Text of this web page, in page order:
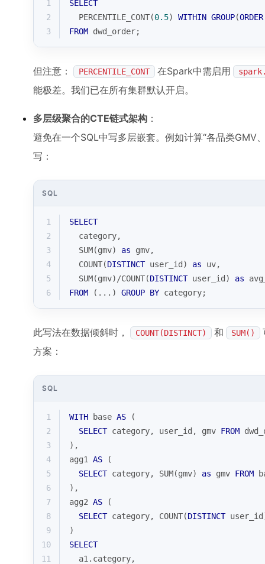
1
SELECT
2
PERCENTILE_CONT(0.5) WITHIN GROUP(ORDER
3
FROM dwd_order;
但注意： PERCENTILE_CONT 在Spark中需启用
能极差。我们已在所有集群默认开启。
多层级聚合的CTE链式架构 ：
避免在一个SQL中写多层嵌套。例如计算“各品类GMV
写：
SQL
1
SELECT
2
  category,
3
SUM(gmv) as gmv,
4
COUNT(DISTINCT user_id) as uv,
5
SUM(gmv) /COUNT(DISTINCT user_id) as
6
FROM (...) GROUP BY category;
此写法在数据倾斜时， COUNT(DISTINCT) 和 SUM()
方案：
SQL
1 WITH base AS (
2
SELECT category, user_id, gmv FROM
3
),
4
agg1 AS (
5
SELECT category, SUM(gmv) as gmv FROM
6
),
7
agg2 AS (
8
SELECT category, COUNT(DISTINCT
9
)
10
SELECT
11
  a1.category,